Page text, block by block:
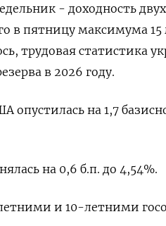
- доходность
в ⁠пятницу ‌максимума 15
трудовая статистика
в 2026 году.
​опустилась на ‌1,7
на 0,6 б.п. до 4,54%.
и ⁠10-летними